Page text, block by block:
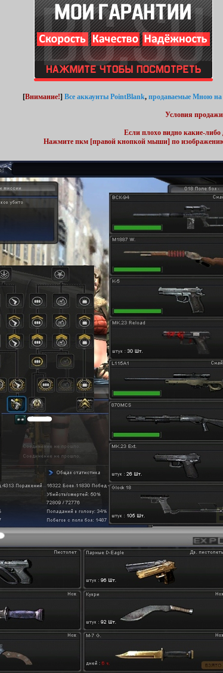
[Внимание!] Все аккаунты PointBlank, продаваемые Мною
Условия
Если плохо видно какие-
Нажмите пкм [правой кнопкой мыши] по